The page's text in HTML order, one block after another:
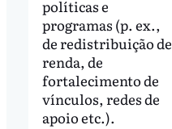
políticas e
programas (p. ex.,
de redistribuição de
renda, de
fortalecimento de
vínculos, redes de
apoio etc.).